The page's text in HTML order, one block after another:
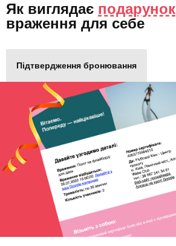
Як виглядає подарунок
враження для себе
Підтвердження бронювання